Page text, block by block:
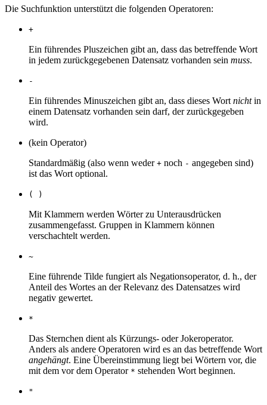
Die Suchfunktion unterstützt die folgenden Operatoren:
+
Ein führendes Pluszeichen gibt an, dass das betreffende Wort
in jedem zurückgegebenen Datensatz vorhanden sein muss.
-
Ein führendes Minuszeichen gibt an, dass dieses Wort nichtin
einem Datensatz vorhanden sein darf, der zurückgegeben
wird.
(kein Operator)
Standardmäßig (also wenn weder + noch - angegeben sind)
ist das Wort optional.
( )
Mit Klammern werden Wörter zu Unterausdrücken
zusammengefasst. Gruppen in Klammern können
verschachtelt werden.
~
Eine führende Tilde fungiert als Negationsoperator, d. h., der
Anteil des Wortes an der Relevanz des Datensatzes wird
negativ gewertet.
*
Das Sternchen dient als Kürzungs- oder Jokeroperator.
Anders als andere Operatoren wird es an das betreffende Wort
angehängt. Eine Übereinstimmung liegt bei Wörtern vor, die
mit dem vor dem Operator * stehenden Wort beginnen.
"